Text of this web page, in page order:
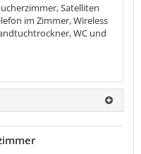
Satelliten
im Zimmer, Wireless
WC und